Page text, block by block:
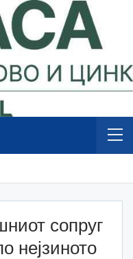
сопруг
нејзиното